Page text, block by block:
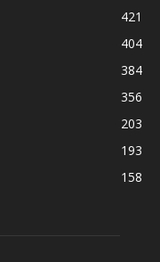
421
404
384
356
203
193
158